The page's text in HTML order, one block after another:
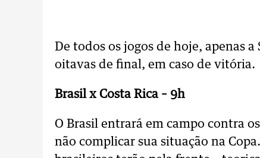
De todos os jogos de hoje, apenas
oitavas de final, em caso de vitória.
Brasil x Costa Rica – 9h
O Brasil entrará em campo contra
não complicar sua situação na